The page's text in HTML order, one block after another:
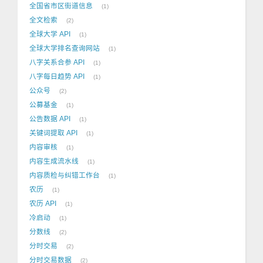
全国省市区街道信息 1
全文检索 2
全球大学 API 1
全球大学排名查询网站 1
八字关系合参 API 1
八字每日趋势 API 1
公众号 2
公募基金 1
公告数据 API 1
关键词提取 API 1
内容审核 1
内容生成流水线 1
内容质检与纠错工作台 1
农历 1
农历 API 1
冷启动 1
分数线 2
分时交易 2
分时交易数据 2